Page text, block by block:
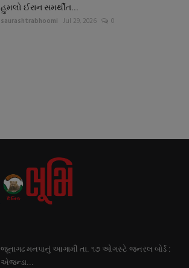
હુમલો ઈરાન સમર્થીત...
saurashtrabhoomi Jul 29, 2026 0
જૂનાગઢ મનપાનું આગામી તા. ૧૭ ઓગસ્ટે જનરલ બોર્ડ :
એજન્ડા...